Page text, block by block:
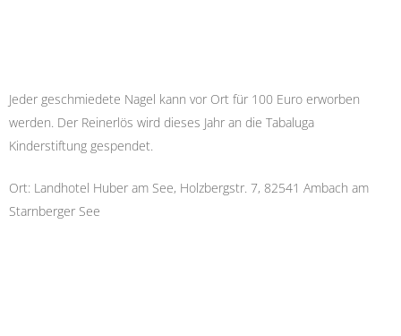
Jeder geschmiedete Nagel kann vor Ort für 100 Euro erworben
werden. Der Reinerlös wird dieses Jahr an die Tabaluga
Kinderstiftung gespendet.
Ort: Landhotel Huber am See, Holzbergstr. 7, 82541 Ambach am
Starnberger See